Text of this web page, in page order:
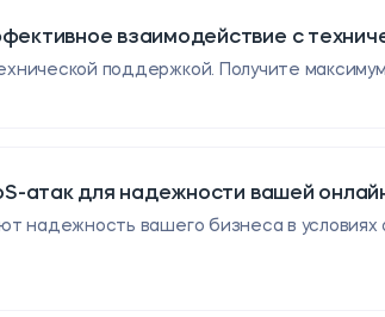
атак для надежности вашей
надежность вашего бизнеса в
взаимодействие с
поддержкой. Получите